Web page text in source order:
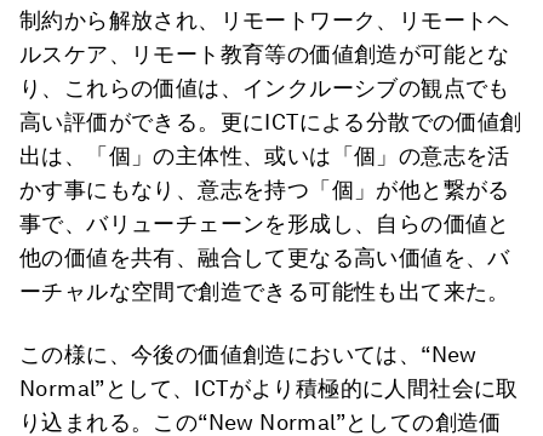
制約から解放され、リモートワーク、リモートヘ
ルスケア、リモート教育等の価値創造が可能とな
り、これらの価値は、インクルーシブの観点でも
高い評価ができる。更にICTによる分散での価値創
出は、「個」の主体性、或いは「個」の意志を活
かす事にもなり、意志を持つ「個」が他と繋がる
事で、バリューチェーンを形成し、自らの価値と
他の価値を共有、融合して更なる高い価値を、バ
ーチャルな空間で創造できる可能性も出て来た。
この様に、今後の価値創造においては、“New
Normal”として、ICTがより積極的に人間社会に取
り込まれる。この“New Normal”としての創造価